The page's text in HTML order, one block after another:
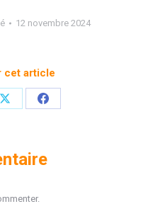
12 novembre 2024
cet article
PartagerPartager